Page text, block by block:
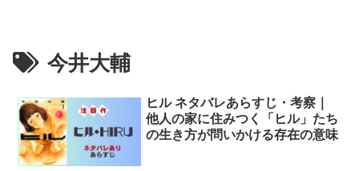
今井大輔
ヒル ネタバレあらすじ・考察｜
他人の家に住みつく「ヒル」たち
の生き方が問いかける存在の意味